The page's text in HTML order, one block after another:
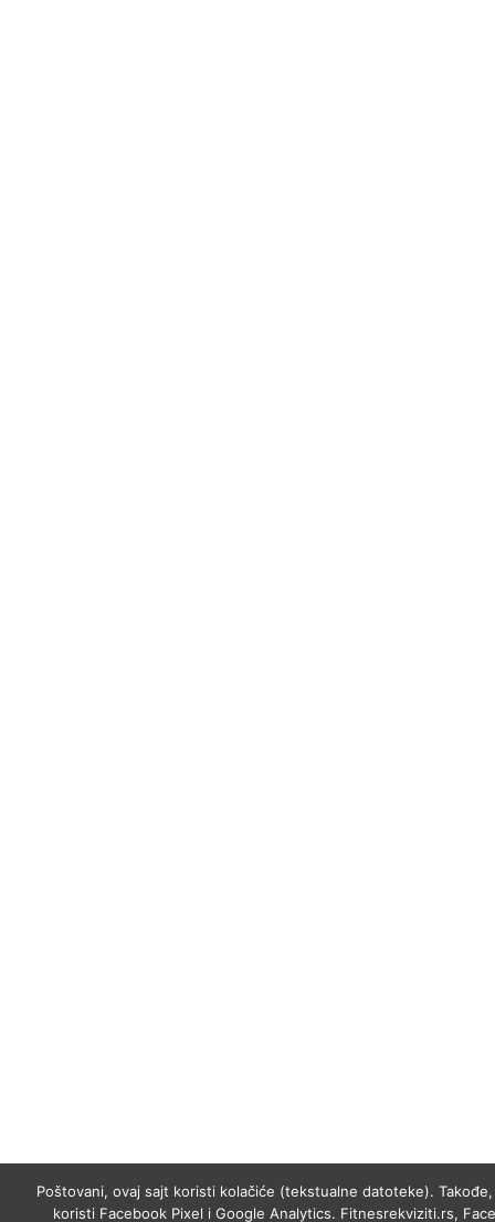
Poštovani, ovaj sajt koristi kolačiće (tekstualne datoteke).
koristi Facebook Pixel i Google Analytics. Fitnesrekviziti.rs,